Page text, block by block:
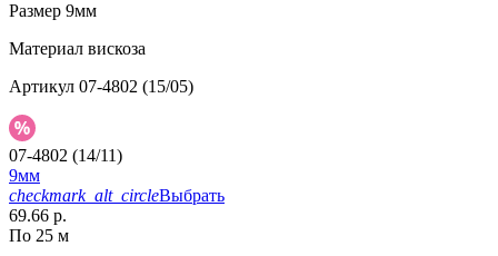
Размер 9мм
Материал вискоза
Артикул 07-4802 (15/05)
07-4802 (14/11)
9мм
checkmark_alt_circleВыбрать
69.66 р.
По 25 м